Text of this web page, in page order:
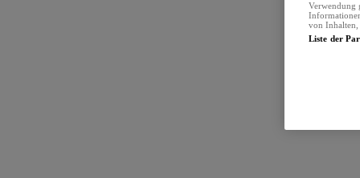
Verwendung
von Inhalten,
Liste der